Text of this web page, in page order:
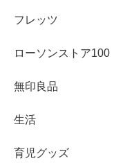
フレッツ
ローソンストア100
無印良品
生活
育児グッズ